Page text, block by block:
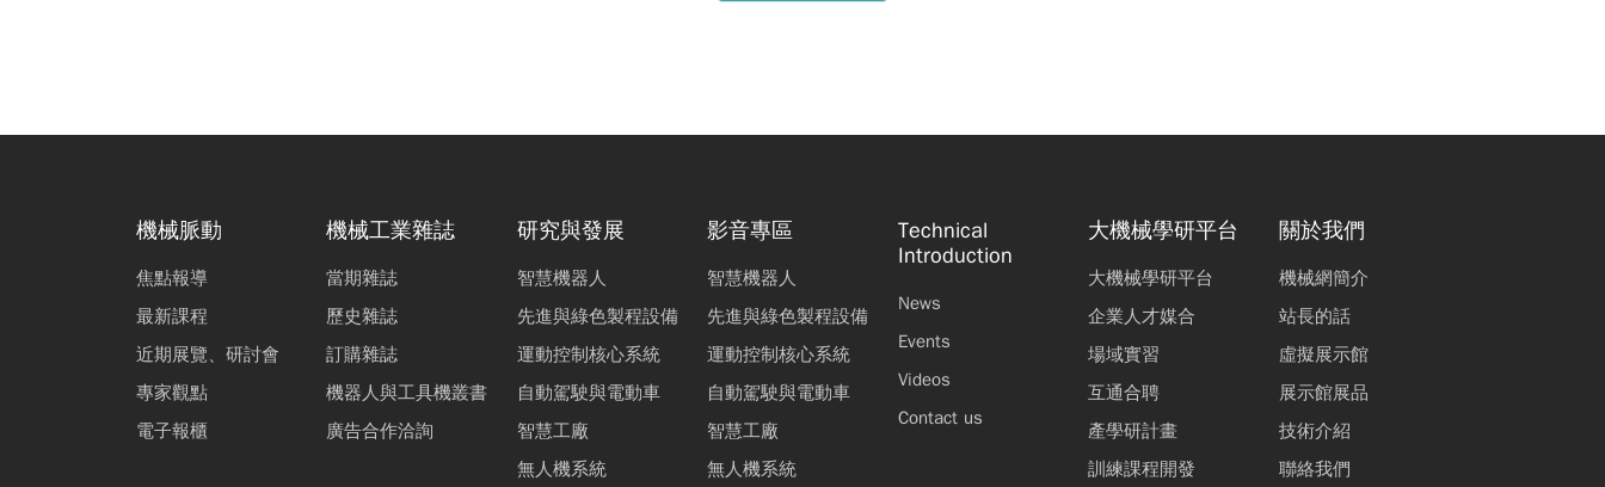
機械脈動
焦點報導
最新課程
近期展覽、研討會
專家觀點
電子報櫃
機械工業雜誌
當期雜誌
歷史雜誌
訂購雜誌
機器人與工具機叢書
廣告合作洽詢
研究與發展
智慧機器人
先進與綠色製程設備
運動控制核心系統
自動駕駛與電動車
智慧工廠
無人機系統
影音專區
智慧機器人
先進與綠色製程設備
運動控制核心系統
自動駕駛與電動車
智慧工廠
無人機系統
Technical
Introduction
News
Events
Videos
Contact us
大機械學研平台
大機械學研平台
企業人才媒合
場域實習
互通合聘
產學研計畫
訓練課程開發
關於我們
機械網簡介
站長的話
虛擬展示館
展示館展品
技術介紹
聯絡我們